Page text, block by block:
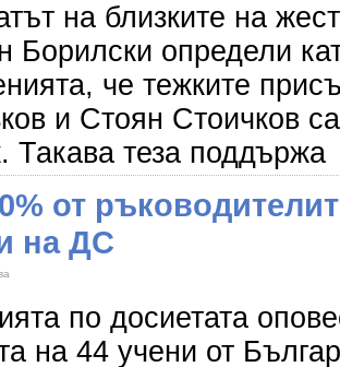
на близките на
Борилски определи
че тежките
и Стоян Стоичков
Такава теза поддържа
от
на ДС
по досиетата
на 44 учени от